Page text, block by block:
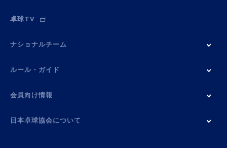
卓球TV
ナショナルチーム
ルール・ガイド
会員向け情報
日本卓球協会について